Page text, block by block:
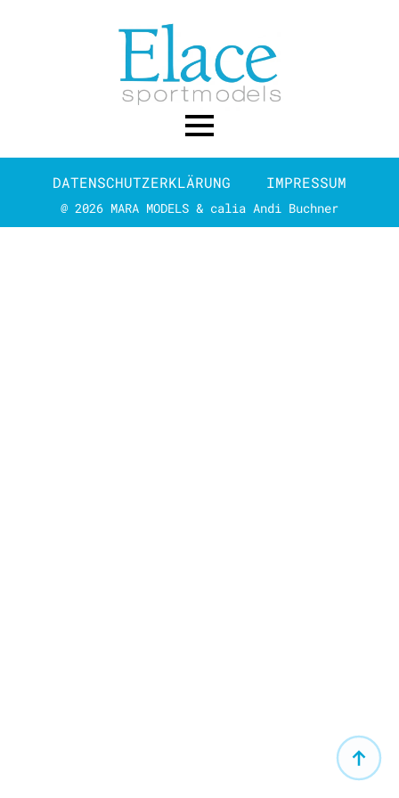
@ 2026 MARA MODELS & calia Andi Buchner
DATENSCHUTZERKLÄRUNG IMPRESSUM